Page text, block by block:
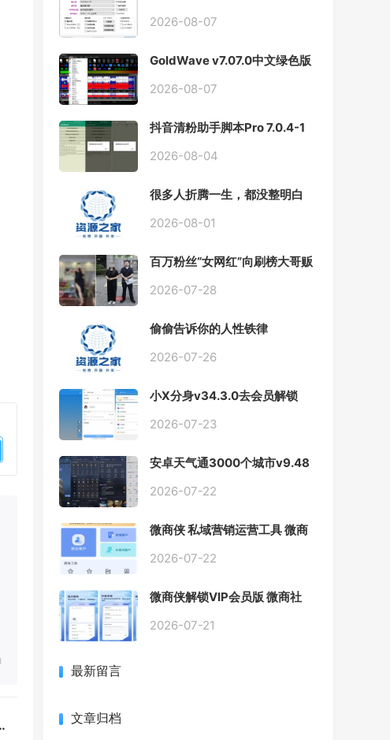
防撤回绿色版
2026-08-07
GoldWave v7.07.0中文绿色版
2026-08-07
抖音清粉助手脚本Pro 7.0.4-1
2026-08-04
很多人折腾一生，都没整明白
2026-08-01
百万粉丝“女网红”向刷榜大哥贩
识别原来是...
2026-07-28
偷偷告诉你的人性铁律
2026-07-26
小X分身v34.3.0去会员解锁
2026-07-23
安卓天气通3000个城市v9.48
2026-07-22
微商侠 私域营销运营工具 微商
2026-07-22
微商侠解锁VIP会员版 微商社
微信辅助工具
2026-07-21
最新留言
文章归档